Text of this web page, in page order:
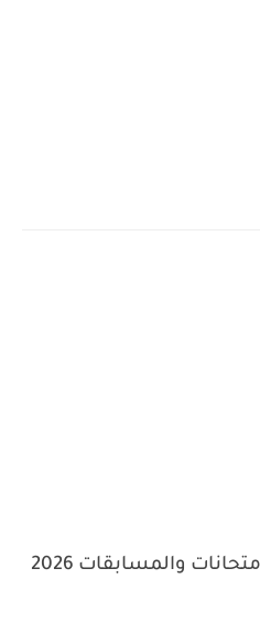
مواقع الديوان الوطني للامتحانات والمسابقات 2026